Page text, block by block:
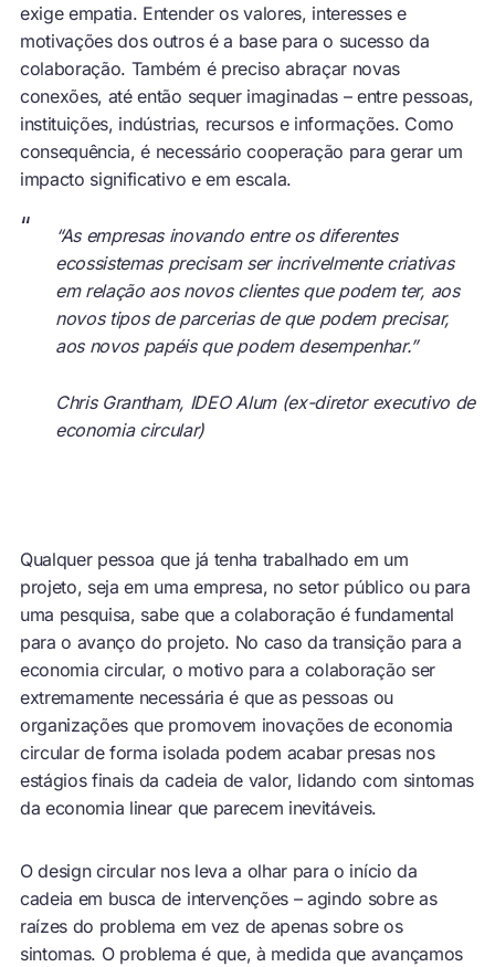
exige empatia. Entender os valores, interesses e
motivações dos outros é a base para o sucesso da
colaboração. Também é preciso abraçar novas
conexões, até então sequer imaginadas – entre pessoas,
instituições, indústrias, recursos e informações. Como
consequência, é necessário cooperação para gerar um
impacto significativo e em escala.
“
“As empresas inovando entre os diferentes
ecossistemas precisam ser incrivelmente criativas
em relação aos novos clientes que podem ter, aos
novos tipos de parcerias de que podem precisar,
aos novos papéis que podem desempenhar.”
Chris Grantham, IDEO Alum (ex-diretor executivo de
economia circular)
Qualquer pessoa que já tenha trabalhado em um
projeto, seja em uma empresa, no setor público ou para
uma pesquisa, sabe que a colaboração é fundamental
para o avanço do projeto. No caso da transição para a
economia circular, o motivo para a colaboração ser
extremamente necessária é que as pessoas ou
organizações que promovem inovações de economia
circular de forma isolada podem acabar presas nos
estágios finais da cadeia de valor, lidando com sintomas
da economia linear que parecem inevitáveis.
O design circular nos leva a olhar para o início da
cadeia em busca de intervenções – agindo sobre as
raízes do problema em vez de apenas sobre os
sintomas. O problema é que, à medida que avançamos